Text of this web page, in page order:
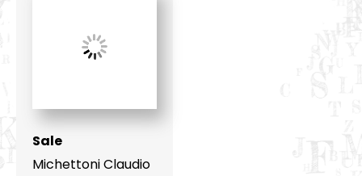
Sale
Michettoni Claudio